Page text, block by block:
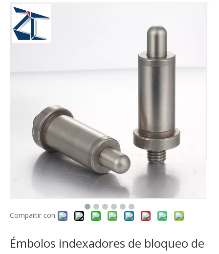
Compartir con:
Émbolos indexadores de bloqueo de